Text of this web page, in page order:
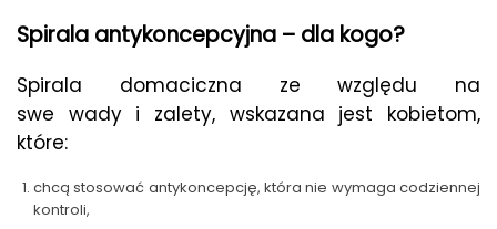
Spirala antykoncepcyjna – dla kogo?
Spirala domaciczna ze względu na
swe wady i zalety, wskazana jest kobietom,
które:
chcą stosować antykoncepcję, która nie wymaga codziennej
kontroli,